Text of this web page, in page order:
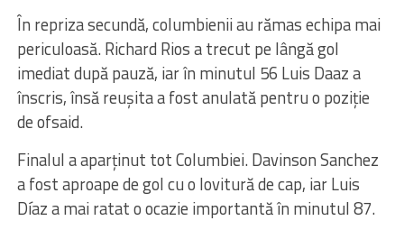
În repriza secundă, columbienii au rămas echipa mai
periculoasă. Richard Rios a trecut pe lângă gol
imediat după pauză, iar în minutul 56 Luis Daaz a
înscris, însă reușita a fost anulată pentru o poziție
de ofsaid.
Finalul a aparținut tot Columbiei. Davinson Sanchez
a fost aproape de gol cu o lovitură de cap, iar Luis
Díaz a mai ratat o ocazie importantă în minutul 87.